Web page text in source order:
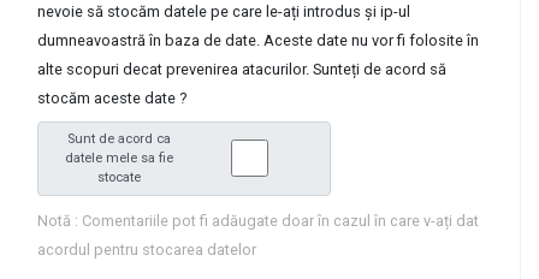
nevoie să stocăm datele pe care le-ați introdus și ip-ul
dumneavoastră în baza de date. Aceste date nu vor fi folosite în
alte scopuri decat prevenirea atacurilor. Sunteți de acord să
stocăm aceste date ?
Sunt de acord ca
datele mele sa fie
stocate
Notă : Comentariile pot fi adăugate doar în cazul în care v-ați dat
acordul pentru stocarea datelor